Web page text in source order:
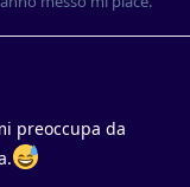
preoccupa da